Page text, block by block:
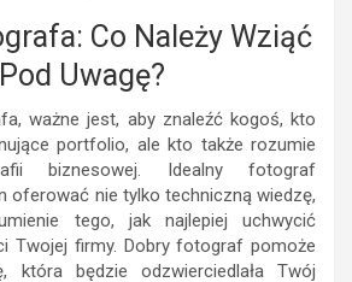
Co Należy Wziąć
Pod Uwagę?
ważne jest, aby znaleźć kogoś, kto
portfolio, ale kto także rozumie
biznesowej. Idealny fotograf
oferować nie tylko techniczną wiedzę,
tego, jak najlepiej uchwycić
Twojej firmy. Dobry fotograf pomoże
która będzie odzwierciedlała Twój